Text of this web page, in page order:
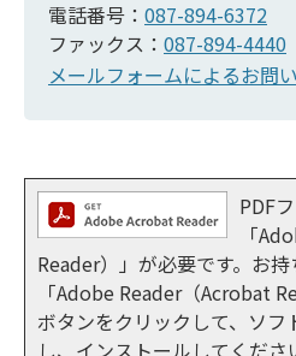
電話番号： 087-894-6372
ファックス： 087-894-4440
メールフォームによるお問
PDF
「
Reader）」が必要です。お
「Adobe Reader（Acrobat
ボタンをクリックして、ソフ
し、インストールしてくださ